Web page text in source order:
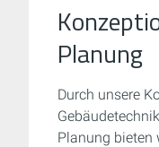
Planung
Durch unsere
Planung bieten